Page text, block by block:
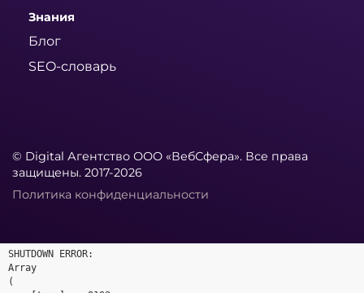
Знания
Блог
SEO-словарь
© Digital Агентство ООО «ВебСфера». Все права
защищены. 2017-2026
Политика конфиденциальности
SHUTDOWN ERROR:
Array
(